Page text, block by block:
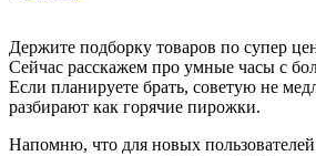
Держите подборку товаров по супер
Сейчас расскажем про умные часы с
Если планируете брать, советую не
разбирают как горячие пирожки.
Напомню, что для новых пользователей